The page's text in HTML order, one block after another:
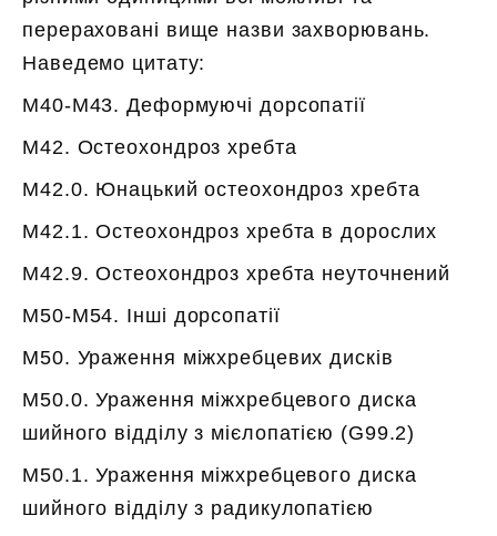
перераховані вище назви захворювань.
Наведемо цитату:
M40-M43. Деформуючі дорсопатії
M42. Остеохондроз хребта
M42.0. Юнацький остеохондроз хребта
M42.1. Остеохондроз хребта в дорослих
M42.9. Остеохондроз хребта неуточнений
M50-M54. Інші дорсопатії
M50. Ураження міжхребцевих дисків
M50.0. Ураження міжхребцевого диска
шийного відділу з мієлопатією (G99.2)
M50.1. Ураження міжхребцевого диска
шийного відділу з радикулопатією